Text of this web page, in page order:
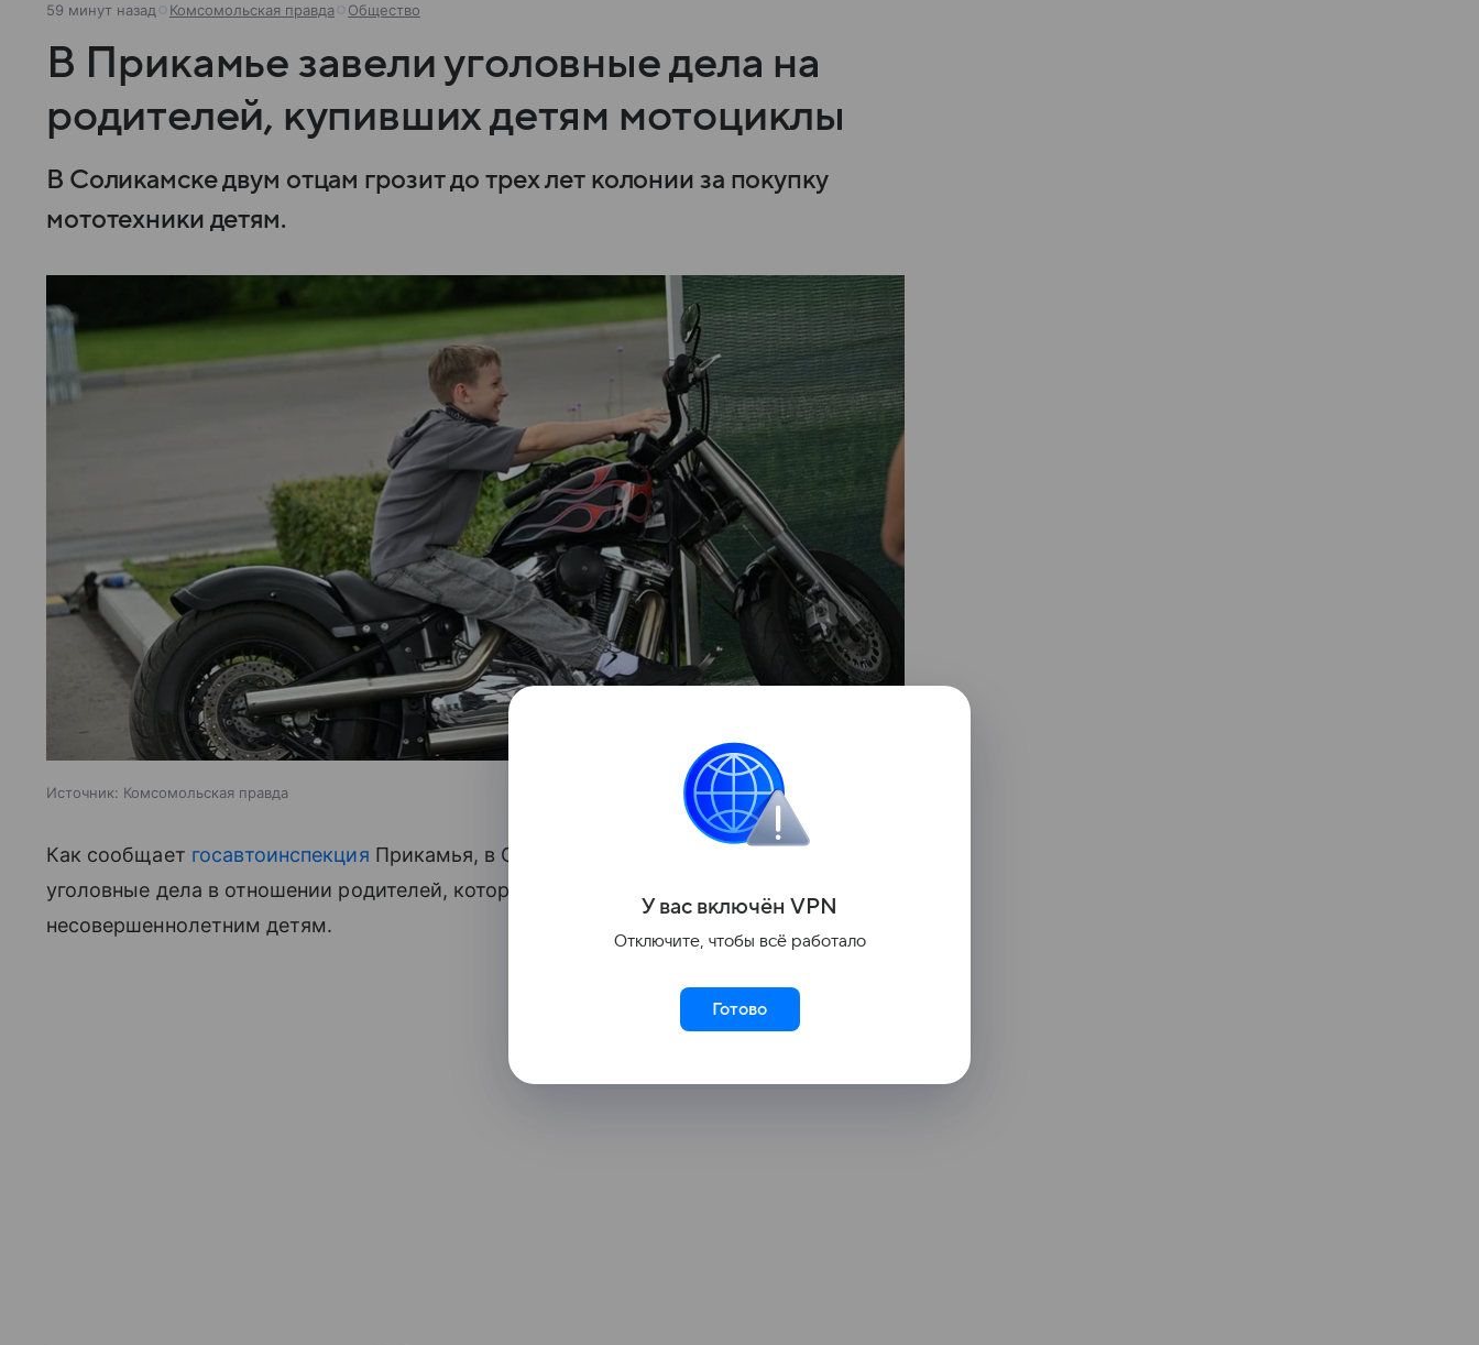
59 минут назад Комсомольская правда Общество
В Прикамье завели уголовные дела на
родителей, купивших детям мотоциклы
В Соликамске двум отцам грозит до трех лет колонии за покупку
мототехники детям.
Источник: Комсомольская правда
Как сообщает госавтоинспекция Прикамья, в Соликамске впервые возбуждены
уголовные дела в отношении родителей, которые купили мотоциклы своим
несовершеннолетним детям.
У вас включён VPN
Отключите, чтобы всё работало
Готово